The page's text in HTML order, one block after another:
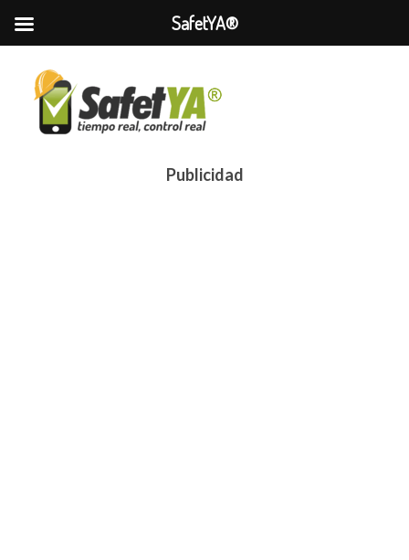
Publicidad
SafetYA®